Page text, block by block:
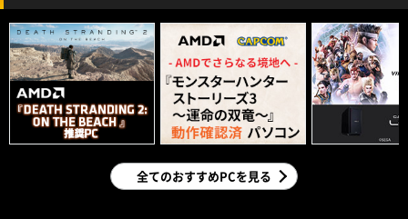
全てのおすすめPCを見る